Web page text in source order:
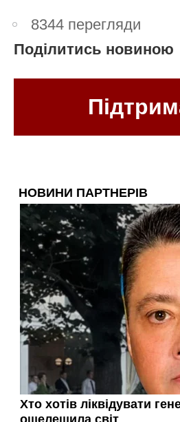
8344 перегляди
Поділитись новиною